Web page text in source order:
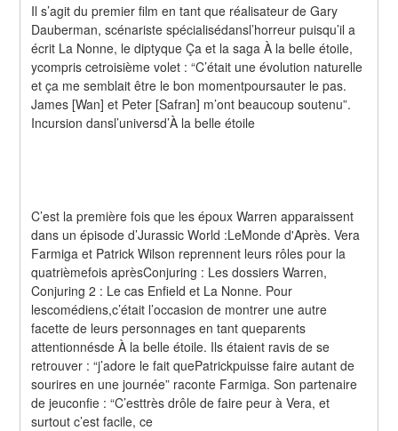
Il s’agit du premier film en tant que réalisateur de Gary
Dauberman, scénariste spécialisédansl’horreur puisqu’il a
écrit La Nonne, le diptyque Ça et la saga À la belle étoile,
ycompris cetroisième volet : “C’était une évolution naturelle
et ça me semblait être le bon momentpoursauter le pas.
James [Wan] et Peter [Safran] m’ont beaucoup soutenu”.
Incursion dansl’universd’À la belle étoile
C’est la première fois que les époux Warren apparaissent
dans un épisode d’Jurassic World :LeMonde d'Après. Vera
Farmiga et Patrick Wilson reprennent leurs rôles pour la
quatrièmefois aprèsConjuring : Les dossiers Warren,
Conjuring 2 : Le cas Enfield et La Nonne. Pour
lescomédiens,c’était l’occasion de montrer une autre
facette de leurs personnages en tant queparents
attentionnésde À la belle étoile. Ils étaient ravis de se
retrouver : “j’adore le fait quePatrickpuisse faire autant de
sourires en une journée” raconte Farmiga. Son partenaire
de jeuconfie : “C’esttrès drôle de faire peur à Vera, et
surtout c’est facile, ce